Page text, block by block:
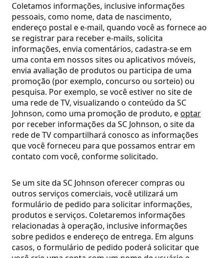
Coletamos informações, inclusive informações
pessoais, como nome, data de nascimento,
endereço postal e e-mail, quando você as fornece ao
se registrar para receber e-mails, solicita
informações, envia comentários, cadastra-se em
uma conta em nossos sites ou aplicativos móveis,
envia avaliação de produtos ou participa de uma
promoção (por exemplo, concurso ou sorteio) ou
pesquisa. Por exemplo, se você estiver no site de
uma rede de TV, visualizando o conteúdo da SC
Johnson, como uma promoção de produto, eoptar
por receber informações da SC Johnson, o site da
rede de TV compartilhará conosco as informações
que você forneceu para que possamos entrar em
contato com você, conforme solicitado.
Se um site da SC Johnson oferecer compras ou
outros serviços comerciais, você utilizará um
formulário de pedido para solicitar informações,
produtos e serviços. Coletaremos informações
relacionadas à operação, inclusive informações
sobre pedidos e endereço de entrega. Em alguns
casos, o formulário de pedido poderá solicitar que